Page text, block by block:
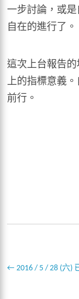
一步討論，或
自在的進行了。
這次上台報告
上的指標意義
前行。
← 2016 / 5 / 28 (六)